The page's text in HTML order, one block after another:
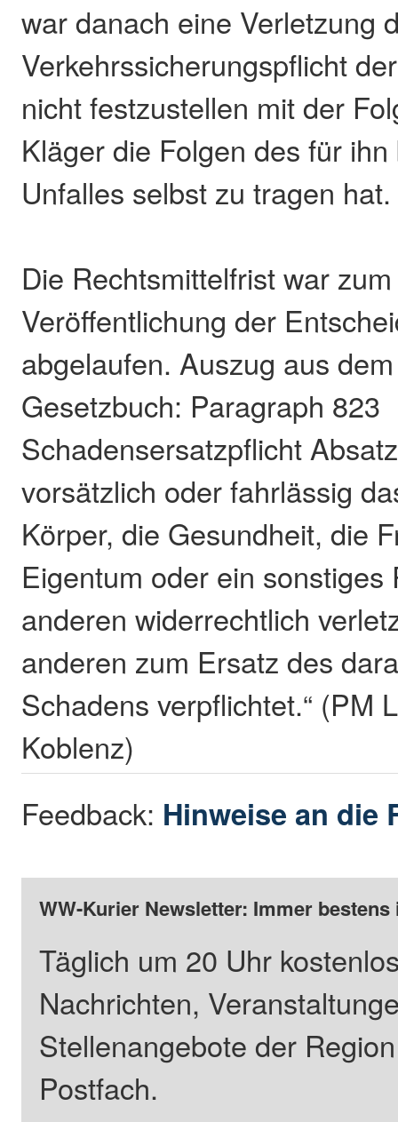
war danach eine Verletzung
Verkehrssicherungspflicht
nicht festzustellen mit der
Kläger die Folgen des für
Unfalles selbst zu tragen hat.
Die Rechtsmittelfrist war
Veröffentlichung der
abgelaufen. Auszug aus
Gesetzbuch: Paragraph 823
Schadensersatzpflicht
vorsätzlich oder fahrlässig
Körper, die Gesundheit, die
Eigentum oder ein sonstiges
anderen widerrechtlich
anderen zum Ersatz des
Schadens verpflichtet.“ (PM
Koblenz)
Feedback: Hinweise an die
WW-Kurier Newsletter: Immer
Täglich um 20 Uhr
Nachrichten,
Stellenangebote der
Postfach.